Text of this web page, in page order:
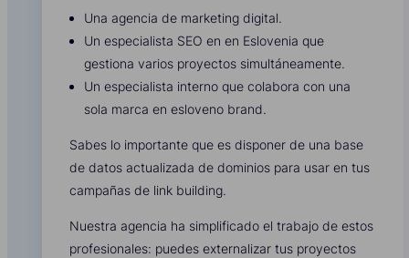
Una agencia de marketing digital.
Un especialista SEO en en Eslovenia que
gestiona varios proyectos simultáneamente.
Un especialista interno que colabora con una
sola marca en esloveno brand.
Sabes lo importante que es disponer de una base
de datos actualizada de dominios para usar en tus
campañas de link building.
Nuestra agencia ha simplificado el trabajo de estos
profesionales: puedes externalizar tus proyectos